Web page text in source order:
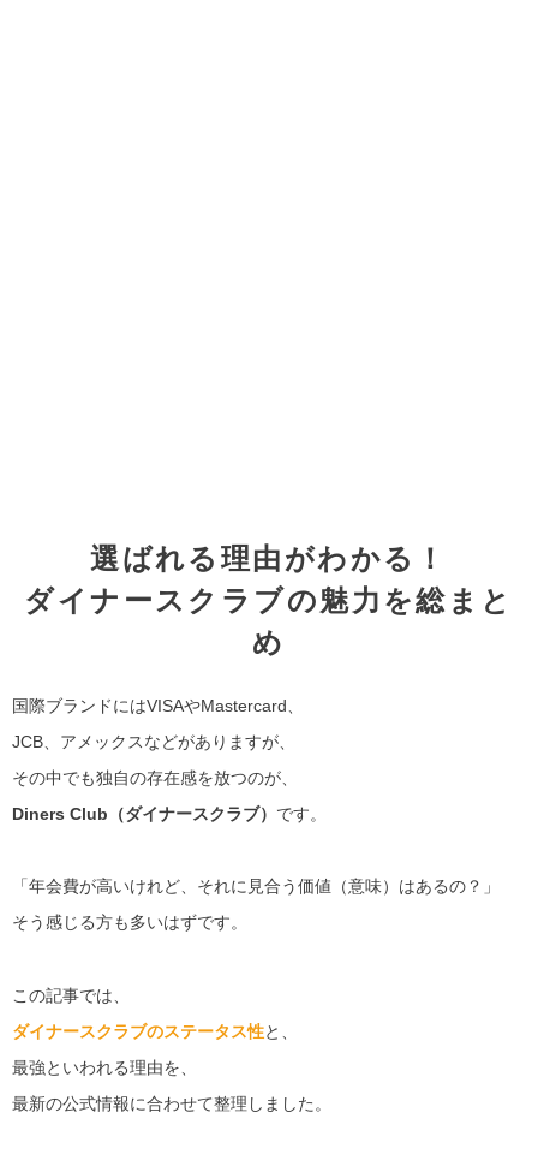
選ばれる理由がわかる！
ダイナースクラブの魅力を総まと
め
国際ブランドにはVISAやMastercard、
JCB、アメックスなどがありますが、
その中でも独自の存在感を放つのが、
Diners Club（ダイナースクラブ） です。
「年会費が高いけれど、それに見合う価値（意味）はあるの？」
そう感じる方も多いはずです。
この記事では、
ダイナースクラブのステータス性と、
最強といわれる理由を、
最新の公式情報に合わせて整理しました。